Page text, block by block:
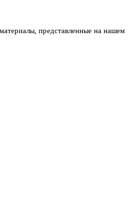
представленные на нашем